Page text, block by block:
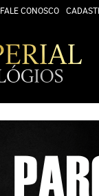
FALE CONOSCO